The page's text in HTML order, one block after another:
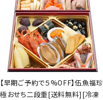
【早期ご予約で５%OFF】伍魚福珍
極おせち二段重[送料無料][冷凍